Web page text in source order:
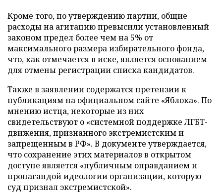
Кроме того, по утверждению партии, общие
расходы на агитацию превысили установленный
законом предел более чем на 5% от
максимального размера избирательного фонда,
что, как отмечается в иске, является основанием
для отмены регистрации списка кандидатов.
Также в заявлении содержатся претензии к
публикациям на официальном сайте «Яблока». По
мнению истца, некоторые из них
свидетельствуют о «системной поддержке ЛГБТ-
движения, признанного экстремистским и
запрещенным в РФ». В документе утверждается,
что сохранение этих материалов в открытом
доступе является «публичным оправданием и
пропагандой идеологии организации, которую
суд признал экстремистской».